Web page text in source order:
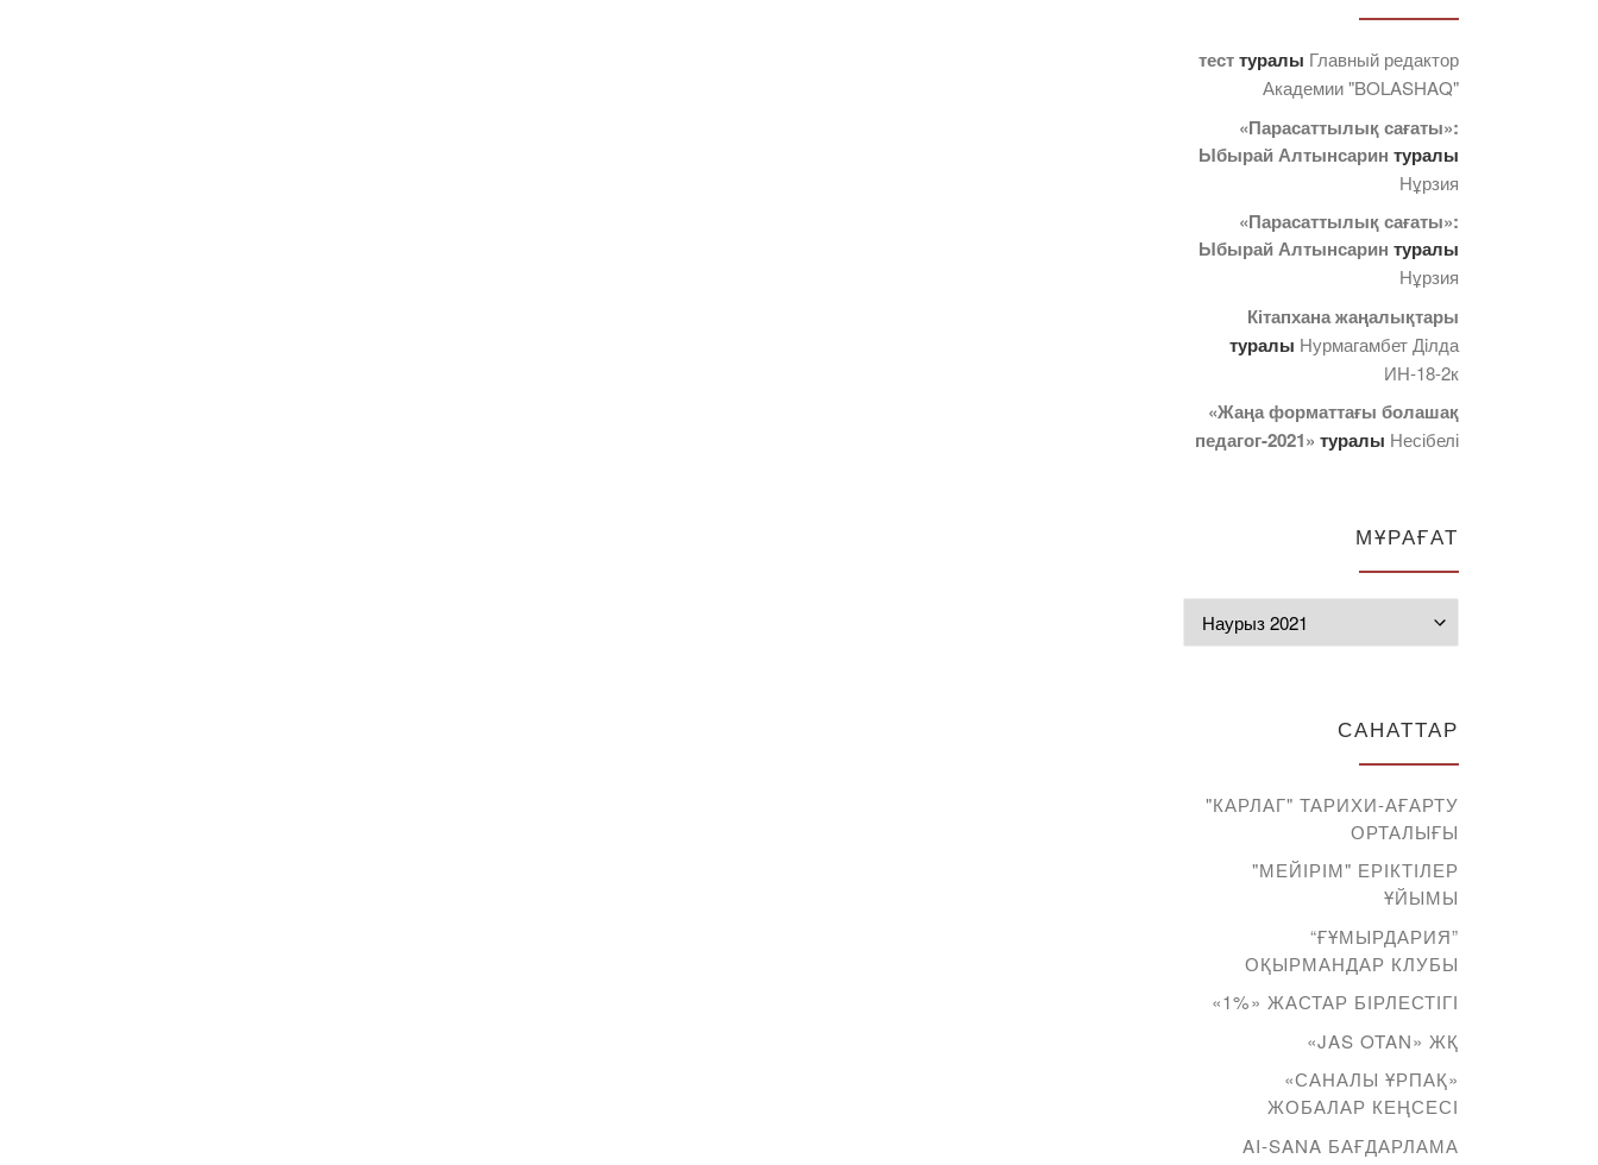
тесттуралы Главный редактор
Академии "BOLASHAQ"
«Парасаттылық сағаты»:
Ыбырай Алтынсарин туралы
Нұрзия
«Парасаттылық сағаты»:
Ыбырай Алтынсарин туралы
Нұрзия
Кітапхана жаңалықтары
туралы Нурмагамбет Дiлда
ИН-18-2к
«Жаңа форматтағы болашақ
педагог-2021» туралы Несібелі
МҰРАҒАТ
САНАТТАР
"КАРЛАГ" ТАРИХИ-АҒАРТУ
ОРТАЛЫҒЫ
"МЕЙІРІМ" ЕРІКТІЛЕР
ҰЙЫМЫ
“ҒҰМЫРДАРИЯ”
ОҚЫРМАНДАР КЛУБЫ
«1%» ЖАСТАР БІРЛЕСТІГІ
«JAS OTAN» ЖҚ
«САНАЛЫ ҰРПАҚ»
ЖОБАЛАР КЕҢСЕСІ
AI-SANA БАҒДАРЛАМА